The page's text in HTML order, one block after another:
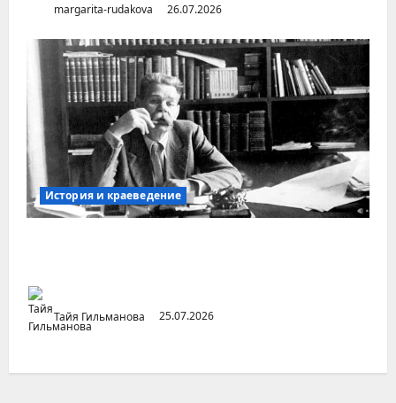
margarita-rudakova 26.07.2026
История и краеведение
Тайя Гильманова 25.07.2026